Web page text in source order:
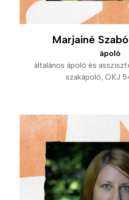
Marjainé
ápoló
általános ápoló és
szakápoló, OKJ